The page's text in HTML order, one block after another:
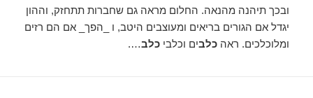
ובכך תיהנה מהנאה. החלום מראה גם שחברות תתחזק, וההון
יגדל אם הגורים בריאים ומעוצבים היטב, ו _הפך_ אם הם רזים
ומלוכלכים. ראהכלבים וכלביכלב….